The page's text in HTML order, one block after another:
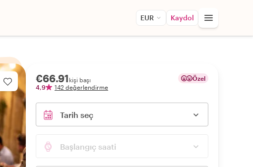
EUR Kaydol
€66.91 kişi başı
4,9
142 değerlendirme
Özel
Tarih seç
Başlangıç saati